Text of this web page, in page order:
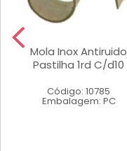
Mola Inox Antiruido
Pastilha 1rd C/d10
Código: 10785
Embalagem: PC